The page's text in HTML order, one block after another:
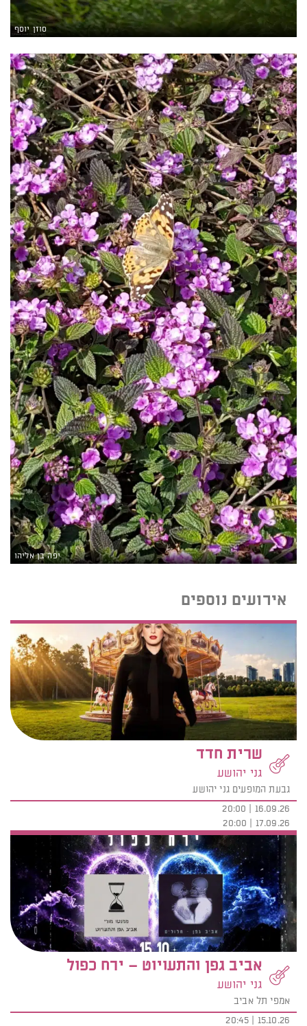
סוזן יוסף
יפה בן אליהו
אירועים נוספים
שרית חדד
גני יהושע
גבעת המופעים גני יהושע
16.09.26 | 20:00
17.09.26 | 20:00
אביב גפן והתעויוט – ירח כפול
גני יהושע
אמפי תל אביב
15.10.26 | 20:45